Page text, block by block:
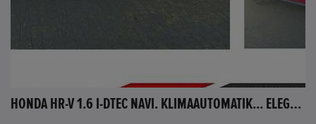
HONDA HR-V 1.6 I-DTEC NAVI. KLIMAAUTOMATIK... ELEGANCE